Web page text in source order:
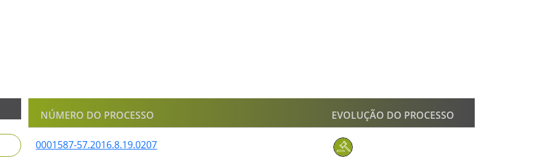
NÚMERO DO PROCESSO EVOLUÇÃO DO PROCESSO
0001587-57.2016.8.19.0207